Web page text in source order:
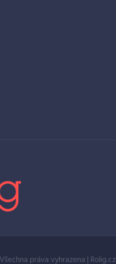
práva vyhrazena | Rolig.cz